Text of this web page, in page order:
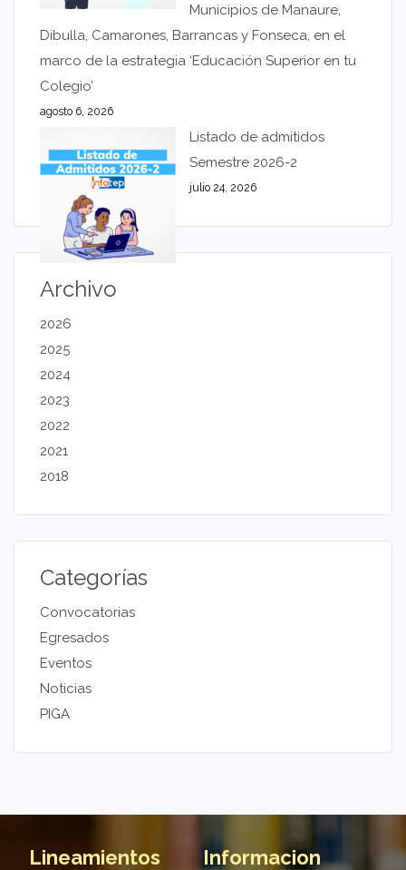
Municipios de Manaure,
Dibulla, Camarones, Barrancas y Fonseca, en el
marco de la estrategia ‘Educación Superior en tu
Colegio’
agosto 6, 2026
Listado de admitidos
Semestre 2026-2
julio 24, 2026
Archivo
2026
2025
2024
2023
2022
2021
2018
Categorías
Convocatorias
Egresados
Eventos
Noticias
PIGA
Lineamientos
Informacion